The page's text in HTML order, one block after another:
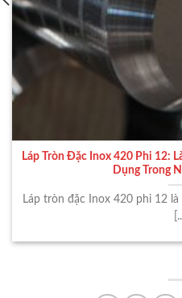
Láp Tròn Đặc Inox 420 Phi 12:
Dụng Trong
Láp tròn đặc Inox 420 phi 12